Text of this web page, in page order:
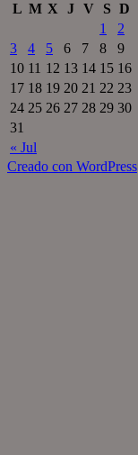
L M X J V S D
« Jul
1
2
3
4 5 6 7 8
9
10 11 12 13 14 15 16
17 18 19 20 21 22 23
24 25 26 27 28 29 30
31
Creado con WordPress